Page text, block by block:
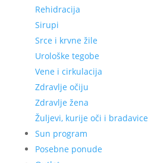
Rehidracija
Sirupi
Srce i krvne žile
Urološke tegobe
Vene i cirkulacija
Zdravlje očiju
Zdravlje žena
Žuljevi, kurije oči i bradavice
Sun program
Posebne ponude